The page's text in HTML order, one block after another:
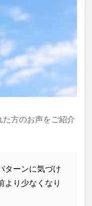
方のお声をご紹介
ターンに気づけ
より少なくなり